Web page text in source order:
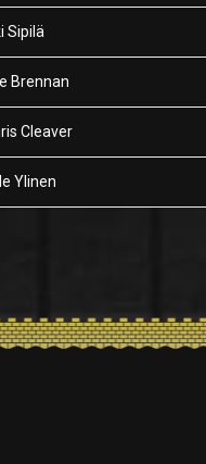
Sipilä
Brennan
Cleaver
Ylinen